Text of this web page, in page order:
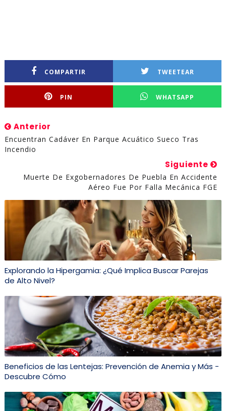
COMPARTIR TWEETEAR
PIN WHATSAPP
Anterior
Encuentran Cadáver En Parque Acuático Sueco Tras
Incendio
Siguiente
Muerte De Exgobernadores De Puebla En Accidente
Aéreo Fue Por Falla Mecánica FGE
Explorando la Hipergamia: ¿Qué Implica Buscar Parejas
de Alto Nivel?
Beneficios de las Lentejas: Prevención de Anemia y Más -
Descubre Cómo